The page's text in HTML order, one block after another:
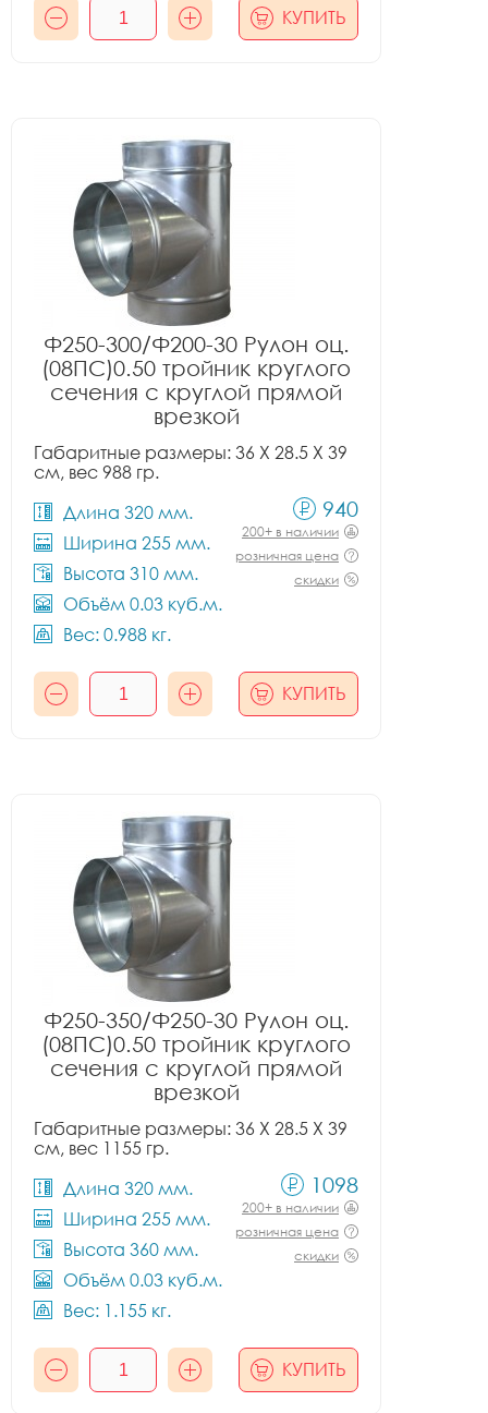
КУПИТЬ
Ф250-300/Ф200-30 Рулон оц.
(08ПС)0.50 тройник круглого
сечения с круглой прямой
врезкой
Габаритные размеры: 36 X 28.5 X 39
см, вес 988 гр.
Длина 320 мм.
Ширина 255 мм.
Высота 310 мм.
Объём 0.03 куб.м.
Вес: 0.988 кг.
940
200+ в наличии
розничная цена
скидки
КУПИТЬ
Ф250-350/Ф250-30 Рулон оц.
(08ПС)0.50 тройник круглого
сечения с круглой прямой
врезкой
Габаритные размеры: 36 X 28.5 X 39
см, вес 1155 гр.
Длина 320 мм.
Ширина 255 мм.
Высота 360 мм.
Объём 0.03 куб.м.
Вес: 1.155 кг.
1098
200+ в наличии
розничная цена
скидки
КУПИТЬ